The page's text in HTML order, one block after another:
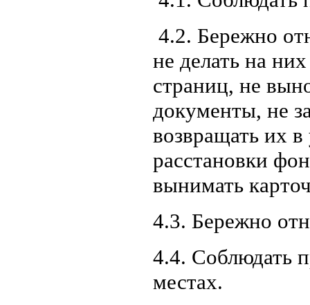
4.2. Бережно
не делать на
страниц, не
документы, не
возвращать их
расстановки
вынимать
4.3. Бережно
4.4. Соблюдать
местах.